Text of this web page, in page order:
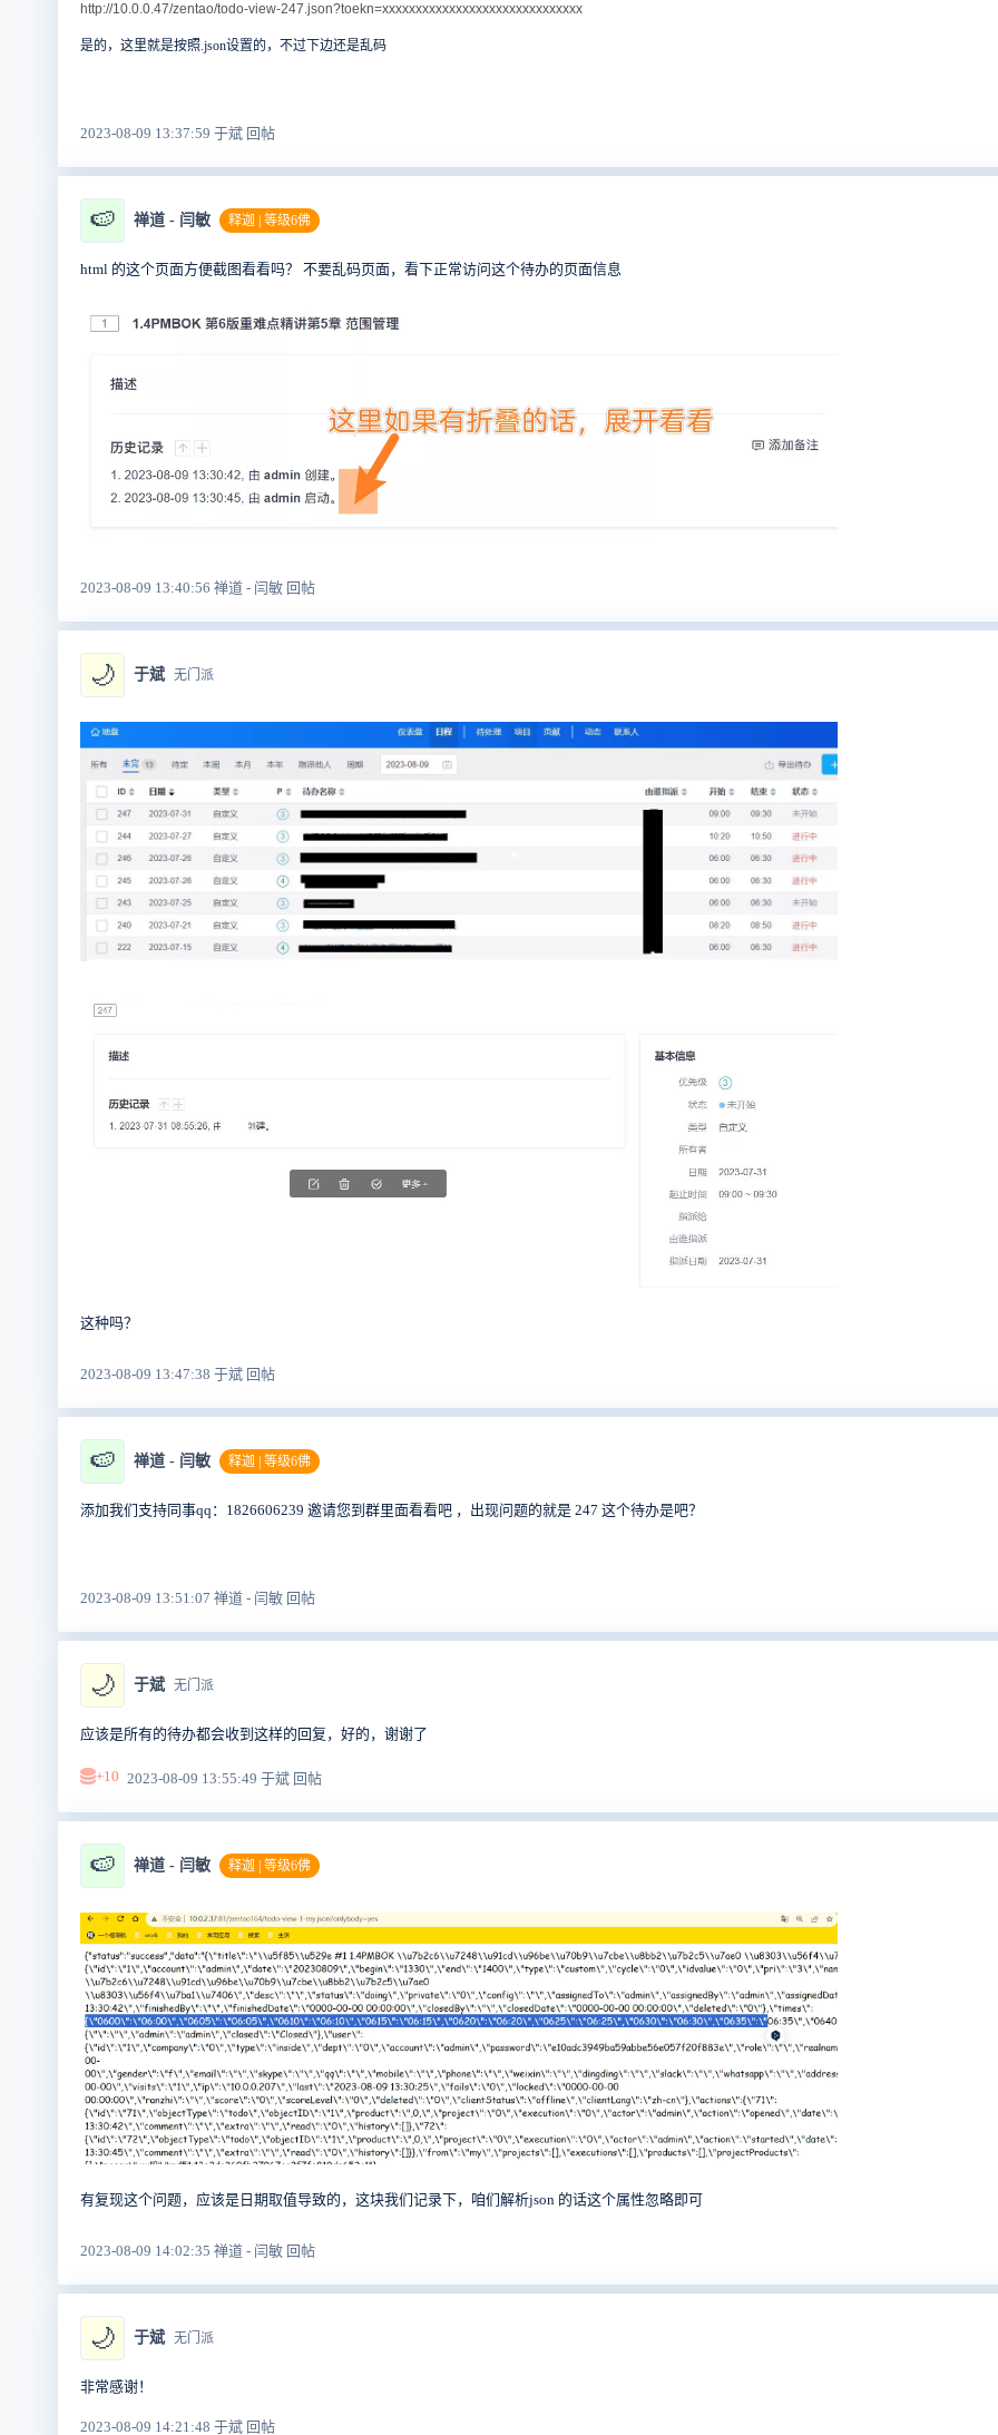
http://10.0.0.47/zentao/todo-view-247.json?toekn=xxxxxxxxxxxxxxxxxxxxxxxxxxxxxx
是的，这里就是按照.json设置的，不过下边还是乱码
2023-08-09 13:37:59 于斌 回帖
🍉 禅道 - 闫敏 释迦 | 等级6佛
html 的这个页面方便截图看看吗？ 不要乱码页面，看下正常访问这个待办的页面信息
2023-08-09 13:40:56 禅道 - 闫敏 回帖
🌙 于斌 无门派
这种吗？
2023-08-09 13:47:38 于斌 回帖
🍉 禅道 - 闫敏 释迦 | 等级6佛
添加我们支持同事qq：1826606239 邀请您到群里面看看吧 ，出现问题的就是 247 这个待办是吧？
2023-08-09 13:51:07 禅道 - 闫敏 回帖
🌙 于斌 无门派
应该是所有的待办都会收到这样的回复，好的，谢谢了
+10 2023-08-09 13:55:49 于斌 回帖
🍉 禅道 - 闫敏 释迦 | 等级6佛
有复现这个问题，应该是日期取值导致的，这块我们记录下，咱们解析json 的话这个属性忽略即可
2023-08-09 14:02:35 禅道 - 闫敏 回帖
🌙 于斌 无门派
非常感谢！
2023-08-09 14:21:48 于斌 回帖